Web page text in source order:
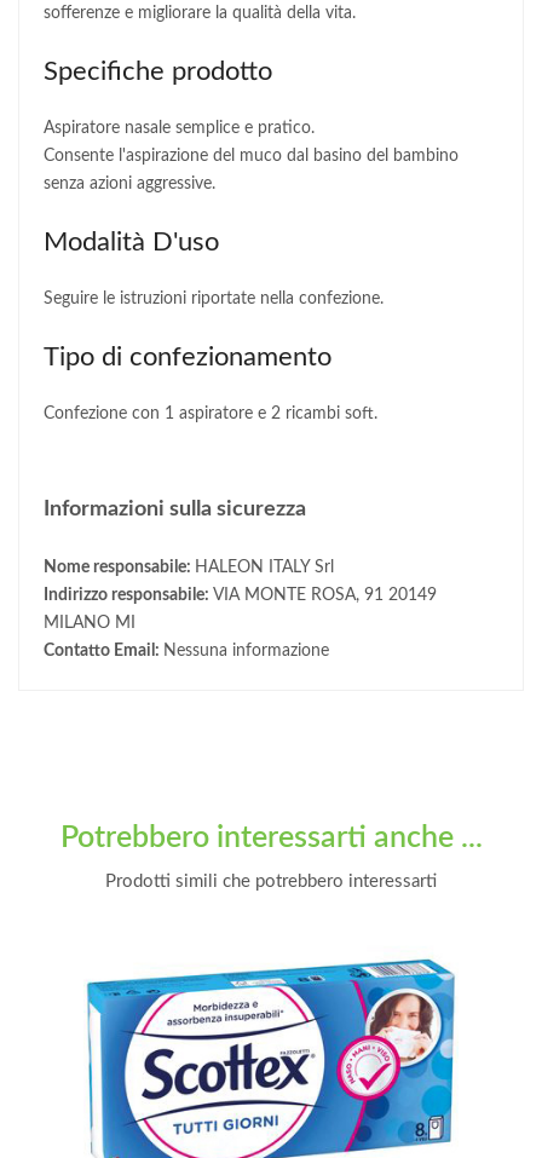
sofferenze e migliorare la qualità della vita.
Specifiche prodotto
Aspiratore nasale semplice e pratico.
Consente l'aspirazione del muco dal basino del bambino
senza azioni aggressive.
Modalità D'uso
Seguire le istruzioni riportate nella confezione.
Tipo di confezionamento
Confezione con 1 aspiratore e 2 ricambi soft.
Informazioni sulla sicurezza
Nome responsabile: HALEON ITALY Srl
Indirizzo responsabile: VIA MONTE ROSA, 91 20149
MILANO MI
Contatto Email: Nessuna informazione
Potrebbero interessarti anche ...
Prodotti simili che potrebbero interessarti